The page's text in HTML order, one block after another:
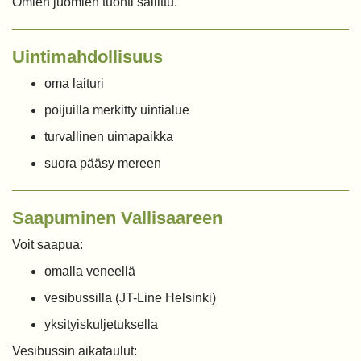
Uintimahdollisuus
oma laituri
poijuilla merkitty uintialue
turvallinen uimapaikka
suora pääsy mereen
Saapuminen Vallisaareen
Voit saapua:
omalla veneellä
vesibussilla (JT-Line Helsinki)
yksityiskuljetuksella
Vesibussin aikataulut: